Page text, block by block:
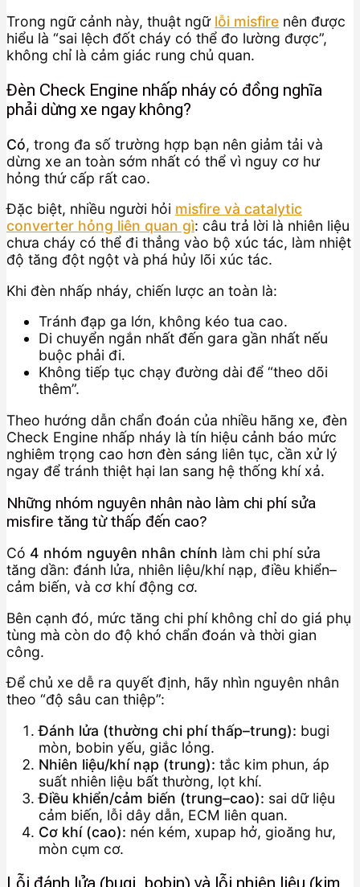
Trong ngữ cảnh này, thuật ngữ lỗi misfire nên được
hiểu là “sai lệch đốt cháy có thể đo lường được”,
không chỉ là cảm giác rung chủ quan.
Đèn Check Engine nhấp nháy có đồng nghĩa
phải dừng xe ngay không?
Có, trong đa số trường hợp bạn nên giảm tải và
dừng xe an toàn sớm nhất có thể vì nguy cơ hư
hỏng thứ cấp rất cao.
Đặc biệt, nhiều người hỏi misfire và catalytic
converter hỏng liên quan gì: câu trả lời là nhiên liệu
chưa cháy có thể đi thẳng vào bộ xúc tác, làm nhiệt
độ tăng đột ngột và phá hủy lõi xúc tác.
Khi đèn nhấp nháy, chiến lược an toàn là:
Tránh đạp ga lớn, không kéo tua cao.
Di chuyển ngắn nhất đến gara gần nhất nếu
buộc phải đi.
Không tiếp tục chạy đường dài để “theo dõi
thêm”.
Theo hướng dẫn chẩn đoán của nhiều hãng xe, đèn
Check Engine nhấp nháy là tín hiệu cảnh báo mức
nghiêm trọng cao hơn đèn sáng liên tục, cần xử lý
ngay để tránh thiệt hại lan sang hệ thống khí xả.
Những nhóm nguyên nhân nào làm chi phí sửa
misfire tăng từ thấp đến cao?
Có 4 nhóm nguyên nhân chính làm chi phí sửa
tăng dần: đánh lửa, nhiên liệu/khí nạp, điều khiển–
cảm biến, và cơ khí động cơ.
Bên cạnh đó, mức tăng chi phí không chỉ do giá phụ
tùng mà còn do độ khó chẩn đoán và thời gian
công.
Để chủ xe dễ ra quyết định, hãy nhìn nguyên nhân
theo “độ sâu can thiệp”:
Đánh lửa (thường chi phí thấp–trung): bugi
mòn, bobin yếu, giắc lỏng.
Nhiên liệu/khí nạp (trung): tắc kim phun, áp
suất nhiên liệu bất thường, lọt khí.
Điều khiển/cảm biến (trung–cao): sai dữ liệu
cảm biến, lỗi dây dẫn, ECM liên quan.
Cơ khí (cao): nén kém, xupap hở, gioăng hư,
mòn cụm cơ.